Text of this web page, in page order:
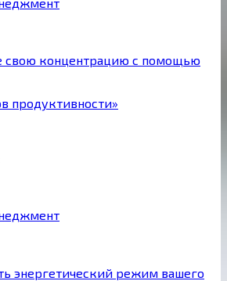
свою концентрацию с помощью
продуктивности»
энергетический режим вашего